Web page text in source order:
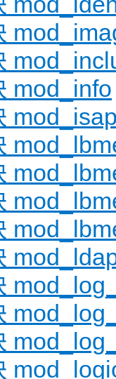
mod_info